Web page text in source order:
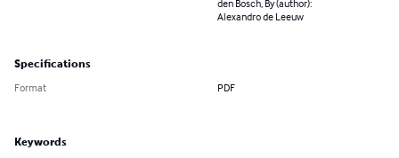
den Bosch, By (author):
Alexandro de Leeuw
Specifications
Format PDF
Keywords